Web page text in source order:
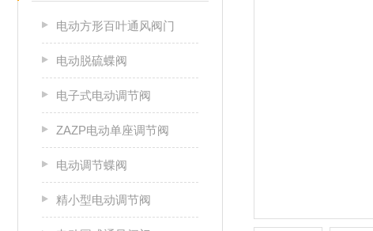
电动方形百叶通风阀门
电动脱硫蝶阀
电子式电动调节阀
ZAZP电动单座调节阀
电动调节蝶阀
精小型电动调节阀